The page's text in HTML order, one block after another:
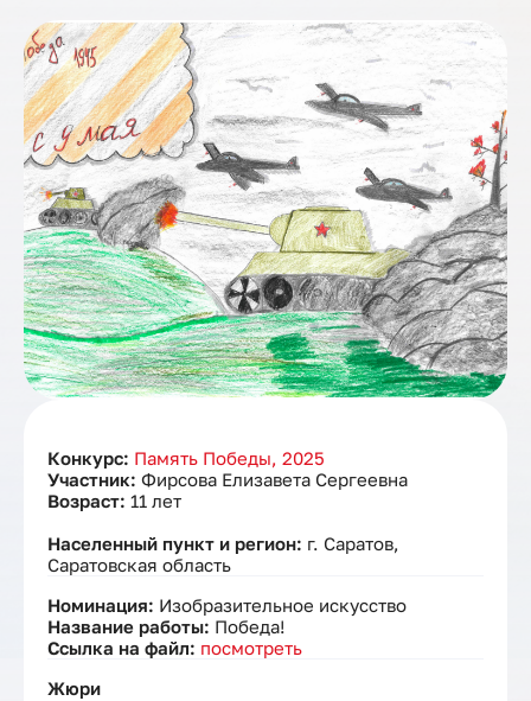
Конкурс: Память Победы, 2025
Участник: Фирсова Елизавета Сергеевна
Возраст: 11 лет
Населенный пункт и регион: г. Саратов,
Саратовская область
Номинация: Изобразительное искусство
Название работы: Победа!
Ссылка на файл: посмотреть
Жюри